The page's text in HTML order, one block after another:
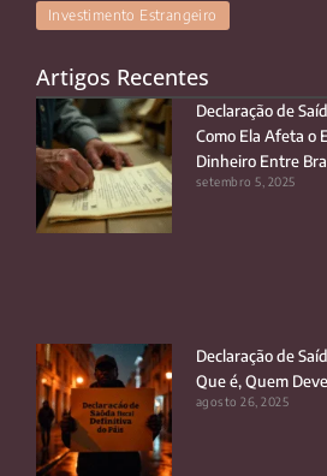
Investimento Estrangeiro
Artigos Recentes
Declaração de
Como Ela Afeta o
Dinheiro Entre
setembro 5, 2025
Declaração de
Que é, Quem
agosto 26, 2025